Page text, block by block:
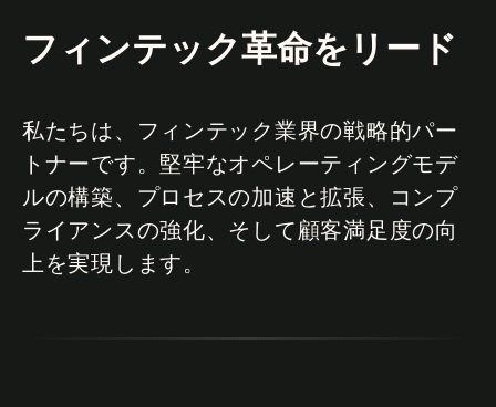
フィンテック革命をリード
私たちは、フィンテック業界の戦略的パー
トナーです。堅牢なオペレーティングモデ
ルの構築、プロセスの加速と拡張、コンプ
ライアンスの強化、そして顧客満足度の向
上を実現します。